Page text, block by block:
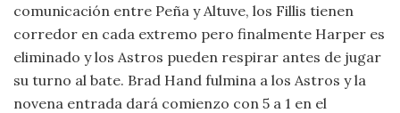
comunicación entre Peña y Altuve, los Fillis tienen
corredor en cada extremo pero finalmente Harper es
eliminado y los Astros pueden respirar antes de jugar
su turno al bate. Brad Hand fulmina a los Astros y la
novena entrada dará comienzo con 5 a 1 en el